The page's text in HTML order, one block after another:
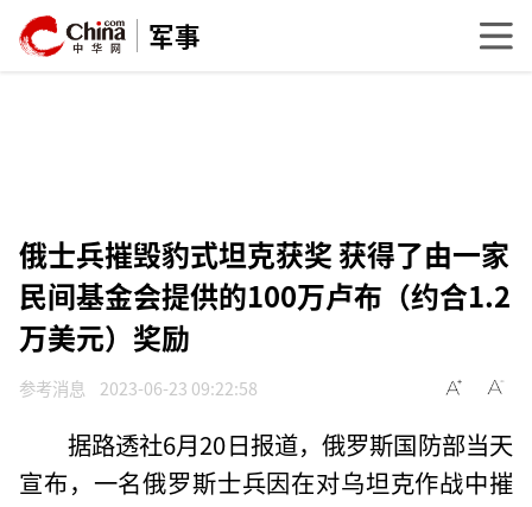
军事
俄士兵摧毁豹式坦克获奖 获得了由一家
民间基金会提供的100万卢布（约合1.2
万美元）奖励
参考消息 2023-06-23 09:22:58
据路透社6月20日报道，俄罗斯国防部当天
宣布，一名俄罗斯士兵因在对乌坦克作战中摧